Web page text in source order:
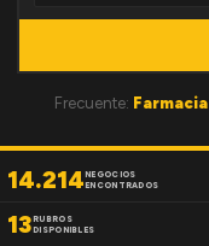
Frecuente: Farmacia
14.214NEGOCIOS
ENCONTRADOS
13RUBROS
DISPONIBLES